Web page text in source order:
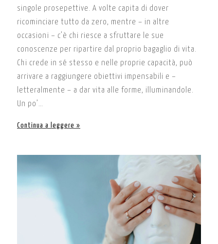
singole prosepettive. A volte capita di dover
ricominciare tutto da zero, mentre – in altre
occasioni – c’è chi riesce a sfruttare le sue
conoscenze per ripartire dal proprio bagaglio di vita.
Chi crede in sé stesso e nelle proprie capacità, può
arrivare a raggiungere obiettivi impensabili e –
letteralmente – a dar vita alle forme, illuminandole.
Un po’…
Continua a leggere